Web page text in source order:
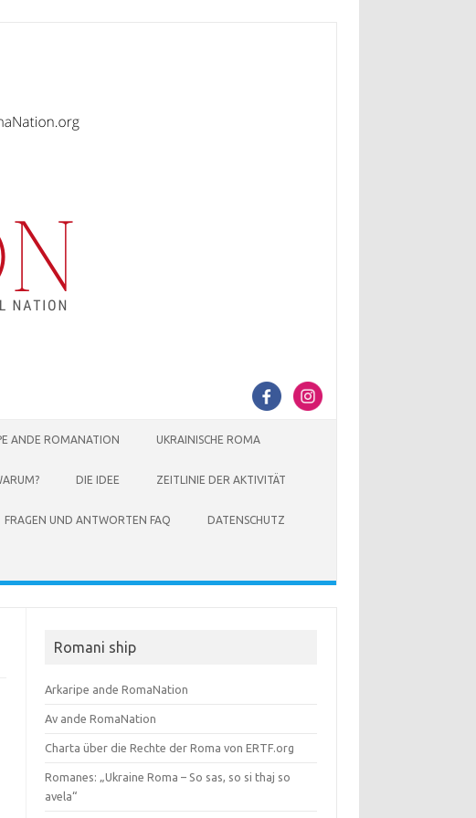
ANDE ROMANATION UKRAINISCHE ROMA
DIE IDEE ZEITLINIE DER AKTIVITÄT
FRAGEN UND ANTWORTEN FAQ DATENSCHUTZ
Romani ship
Arkaripe ande RomaNation
Av ande RomaNation
Charta über die Rechte der Roma von ERTF.org
Romanes: „Ukraine Roma – So sas, so si thaj so
avela“